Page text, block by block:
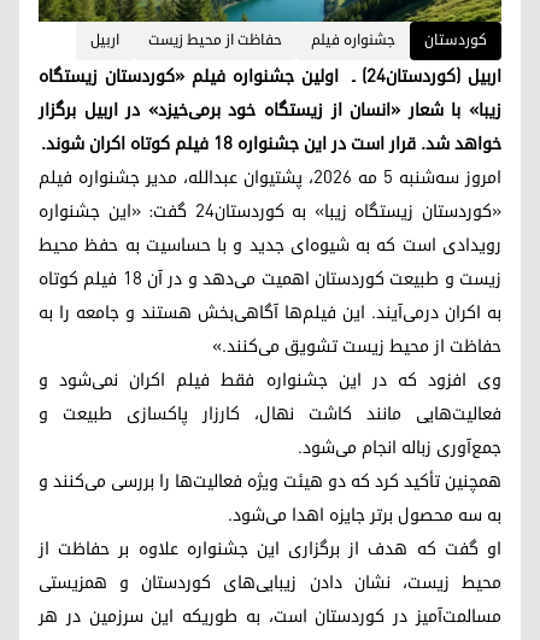
کوردستان جشنواره فیلم حفاظت از محیط زیست اربیل
اربیل (کوردستان۲۴) ـ اولین جشنواره فیلم «کوردستان زیستگاه
زیبا» با شعار «انسان از زیستگاه خود برمی‌خیزد» در اربیل برگزار
خواهد شد. قرار است در این جشنواره ۱۸ فیلم کوتاه اکران شوند.
امروز سه‌شنبه ۵ مه ۲۰۲۶، پشتیوان عبدالله، مدیر جشنواره فیلم
«کوردستان زیستگاه زیبا» به کوردستان۲۴ گفت: «این جشنواره
رویدادی است که به شیوه‌ای جدید و با حساسیت به حفظ محیط
زیست و طبیعت کوردستان اهمیت می‌دهد و در آن ۱۸ فیلم کوتاه
به اکران درمی‌آیند. این فیلم‌ها آگاهی‌بخش هستند و جامعه را به
حفاظت از محیط زیست تشویق می‌کنند.»
وی افزود که در این جشنواره فقط فیلم اکران نمی‌شود و
فعالیت‌هایی مانند کاشت نهال، کارزار پاکسازی طبیعت و
جمع‌‌آوری زباله انجام می‌شود.
همچنین تأکید کرد که دو هیئت ویژه فعالیت‌ها را بررسی می‌کنند و
به سه محصول برتر جایزه اهدا می‌شود.
او گفت که هدف از برگزاری این جشنواره علاوه بر حفاظت از
محیط زیست، نشان دادن زیبایی‌های کوردستان و همزیستی
مسالمت‌آمیز در کوردستان است، به طوریکه این سرزمین در هر